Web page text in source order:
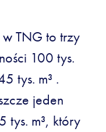
TNG to trzy
100 tys.
tys. m³ .
jeden
tys. m³, który